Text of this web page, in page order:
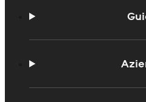
Prodotti per Mac
Portale didattico